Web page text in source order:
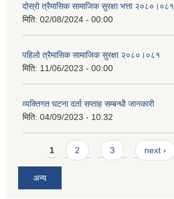
दोस्रो त्रैमासिक सामाजिक सुरक्षा भत्ता २०८०।०८१
मिति: 02/08/2024 - 00:00
पहिलो त्रैमासिक सामाजिक सुरक्षा २०८०।०८१
मिति: 11/06/2023 - 00:00
व्यक्तिगत घटना दर्ता सप्ताह सम्बन्धी जानकारी
मिति: 04/09/2023 - 10:32
Pages
1 2 3 next ›
अन्य